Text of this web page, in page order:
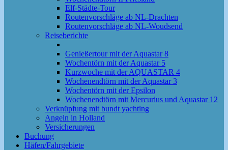
Elf-Städte-Tour
Routenvorschläge ab NL-Drachten
Routenvorschläge ab NL-Woudsend
Reiseberichte
Genießertour mit der Aquastar 8
Wochentörn mit der Aquastar 5
Kurzwoche mit der AQUASTAR 4
Wochenendtörn mit der Aquastar 3
Wochentörn mit der Epsilon
Wochenendtörn mit Mercurius und Aquastar 12
Verknüpfung mit bundt yachting
Angeln in Holland
Versicherungen
Buchung
Häfen/Fahrgebiete